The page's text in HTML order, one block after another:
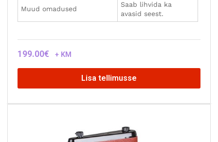
Muud omadused
Saab lihvida ka
avasid seest.
199.00€ + KM
Lisa tellimusse